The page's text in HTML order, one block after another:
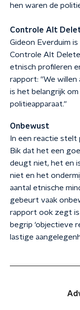
hen waren de
Controle Alt
Gideon Everduim
Controle Alt
etnisch profileren
rapport: ''We willen
is het belangrijk
politieapparaat.''
Onbewust
In een reactie
Bik dat het een
deugt niet, het en
niet en het
aantal etnische
gebeurt vaak
rapport ook zegt
begrip ‘objectieve
lastige